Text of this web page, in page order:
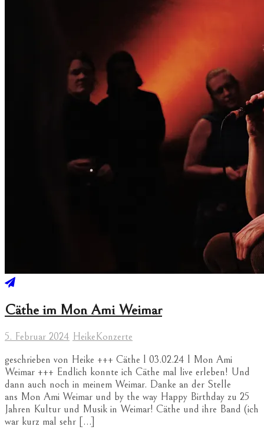
Cäthe im Mon Ami Weimar
5. Februar 2024 HeikeKonzerte
geschrieben von Heike +++ Cäthe l 03.02.24 l Mon Ami
Weimar +++ Endlich konnte ich Cäthe mal live erleben! Und
dann auch noch in meinem Weimar. Danke an der Stelle
ans Mon Ami Weimar und by the way Happy Birthday zu 25
Jahren Kultur und Musik in Weimar! Cäthe und ihre Band (ich
war kurz mal sehr […]